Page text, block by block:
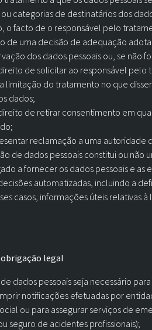
categorias de destinatários dos
o facto de o responsável pelo
de uma decisão de adequação
dos dados pessoais ou, se não
de solicitar ao responsável
limitação do tratamento no que
dados;
de retirar consentimento em
reclamação a uma autoridade
de dados pessoais constitui ou
a fornecer os dados pessoais e
automatizadas, incluindo a
casos, informações úteis relativas
legal
dados pessoais seja necessário
notificações efetuadas por
ou para assegurar serviços de
seguro de acidentes profissionais);